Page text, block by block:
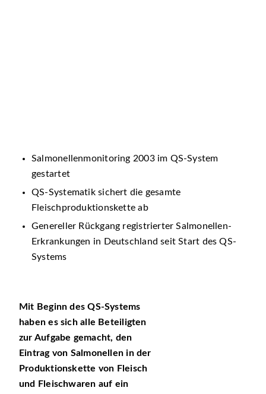
Salmonellenmonitoring 2003 im QS-System
gestartet
QS-Systematik sichert die gesamte
Fleischproduktionskette ab
Genereller Rückgang registrierter Salmonellen-
Erkrankungen in Deutschland seit Start des QS-
Systems
Mit Beginn des QS-Systems
haben es sich alle Beteiligten
zur Aufgabe gemacht, den
Eintrag von Salmonellen in der
Produktionskette von Fleisch
und Fleischwaren auf ein